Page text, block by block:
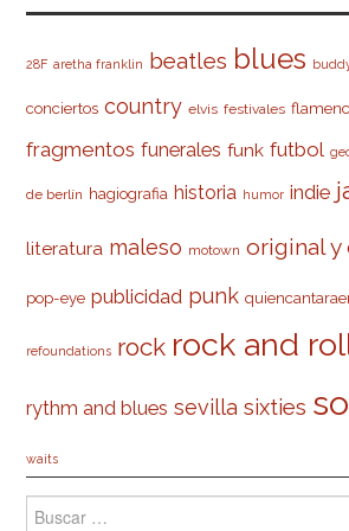
28F aretha franklin beatles blues
conciertos country elvis festivales
fragmentos funerales funk futbol
de berlín hagiografia historia humor indie
literatura maleso motown original y
pop-eye publicidad punk
refoundations rock rock and
rythm and blues sevilla sixties
waits
Buscar: